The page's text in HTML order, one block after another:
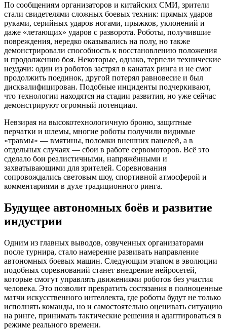
По сообщениям организаторов и китайских СМИ, зрители
стали свидетелями сложных боевых техник: прямых ударов
руками, серийных ударов ногами, прыжков, уклонений и
даже «летающих» ударов с разворота. Роботы, получившие
повреждения, нередко оказывались на полу, но также
демонстрировали способность к восстановлению положения
и продолжению боя. Некоторые, однако, терпели технические
неудачи: один из роботов застрял в канатах ринга и не смог
продолжить поединок, другой потерял равновесие и был
дисквалифицирован. Подобные инциденты подчеркивают,
что технологии находятся на стадии развития, но уже сейчас
демонстрируют огромный потенциал.
Невзирая на высокотехнологичную броню, защитные
перчатки и шлемы, многие роботы получили видимые
«травмы» — вмятины, поломки внешних панелей, а в
отдельных случаях — сбои в работе сервомоторов. Всё это
сделало бои реалистичными, напряжёнными и
захватывающими для зрителей. Соревнования
сопровождались световым шоу, спортивной атмосферой и
комментариями в духе традиционного ринга.
Будущее автономных боёв и развитие
индустрии
Одним из главных выводов, озвученных организаторами
после турнира, стало намерение развивать направление
автономных боевых машин. Следующим этапом в эволюции
подобных соревнований станет внедрение нейросетей,
которые смогут управлять движениями роботов без участия
человека. Это позволит превратить состязания в полноценные
матчи искусственного интеллекта, где роботы будут не только
исполнять команды, но и самостоятельно оценивать ситуацию
на ринге, принимать тактические решения и адаптироваться в
режиме реального времени.